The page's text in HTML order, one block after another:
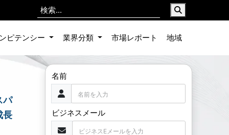
ピテンシー 業界分類 市場レポート 地域
パ
長
名前
ビジネスメール